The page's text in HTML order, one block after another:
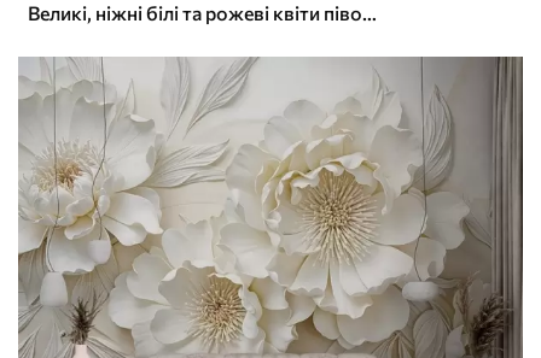
Великі, ніжні білі та рожеві квіти півонії з м'якими, пухнастими пелюстками на розмитому сірому тлі